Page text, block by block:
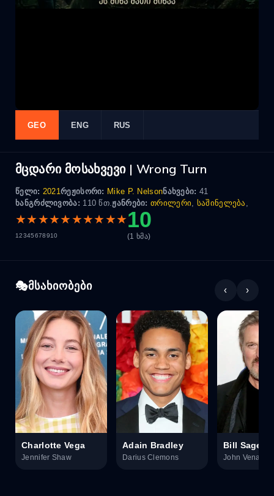
GEO ENG RUS
მცდარი მოსახვევი | Wrong Turn
წელი: 2021რეჟისორი: Mike P. Nelsonნახვები: 41
ხანგრძლივობა: 110 წთ.ჟანრები: თრილერი საშინელება
★★★★★★★★★★
12345678910
10
(1 ხმა)
მსახიობები ‹ ›
Charlotte Vega
Jennifer Shaw
Adain Bradley
Darius Clemons
Bill Sage
John Venable